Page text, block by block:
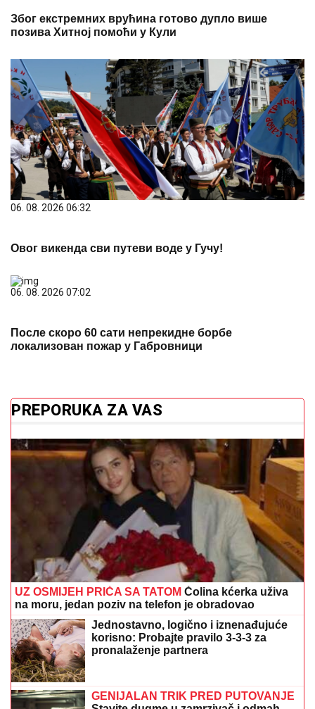
06. 08. 2026 06:32
Овог викенда сви путеви воде у Гучу!
локализован пожар у Габровници
PREPORUKA ZA VAS
UZ OSMIJEH PRIČA SA TATOM
Čolina kćerka uživa
na moru, jedan poziv na telefon je obradovao
Jednostavno, logično i iznenađujuće
korisno: Probajte pravilo 3-3-3 za
pronalaženje partnera
GENIJALAN TRIK PRED PUTOVANJE
Stavite dugme u zamrzivač i odmah
ćete znati ako nešto nije u redu